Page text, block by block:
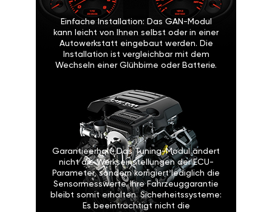
Einfache Installation: Das GAN-Modul
kann leicht von Ihnen selbst oder in einer
Autowerkstatt eingebaut werden. Die
Installation ist vergleichbar mit dem
Wechseln einer Glühbirne oder Batterie.
Garantieerhalt: Das Tuning-Modul ändert
nicht die Werkseinstellungen der ECU-
Parameter, sondern korrigiert lediglich die
Sensormesswerte. Ihre Fahrzeuggarantie
bleibt somit erhalten. Sicherheitssysteme:
Es beeinträchtigt nicht die